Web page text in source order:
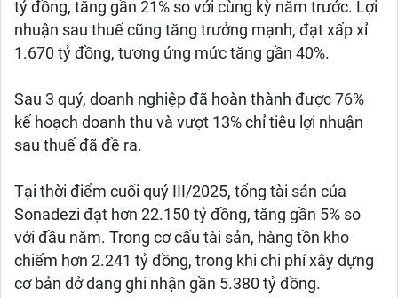
tỷ đồng, tăng gần 21% so với cùng kỳ năm trước. Lợi
nhuận sau thuế cũng tăng trưởng mạnh, đạt xấp xỉ
1.670 tỷ đồng, tương ứng mức tăng gần 40%.
Sau 3 quý, doanh nghiệp đã hoàn thành được 76%
kế hoạch doanh thu và vượt 13% chỉ tiêu lợi nhuận
sau thuế đã đề ra.
Tại thời điểm cuối quý III/2025, tổng tài sản của
Sonadezi đạt hơn 22.150 tỷ đồng, tăng gần 5% so
với đầu năm. Trong cơ cấu tài sản, hàng tồn kho
chiếm hơn 2.241 tỷ đồng, trong khi chi phí xây dựng
cơ bản dở dang ghi nhận gần 5.380 tỷ đồng.